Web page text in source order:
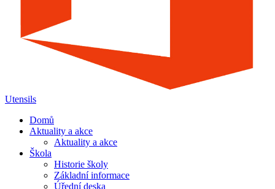
Utensils
Domů
Aktuality a akce
Aktuality a akce
Škola
Historie školy
Základní informace
Úřední deska